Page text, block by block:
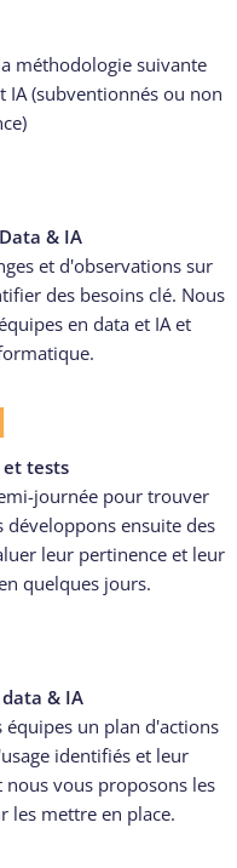
méthodologie suivante
IA (subventionnés ou non
& IA
et d'observations sur
des besoins clé. Nous
en data et IA et
et tests
journée pour trouver
développons ensuite des
leur pertinence et leur
quelques jours.
& IA
un plan d'actions
identifiés et leur
vous proposons les
les mettre en place.